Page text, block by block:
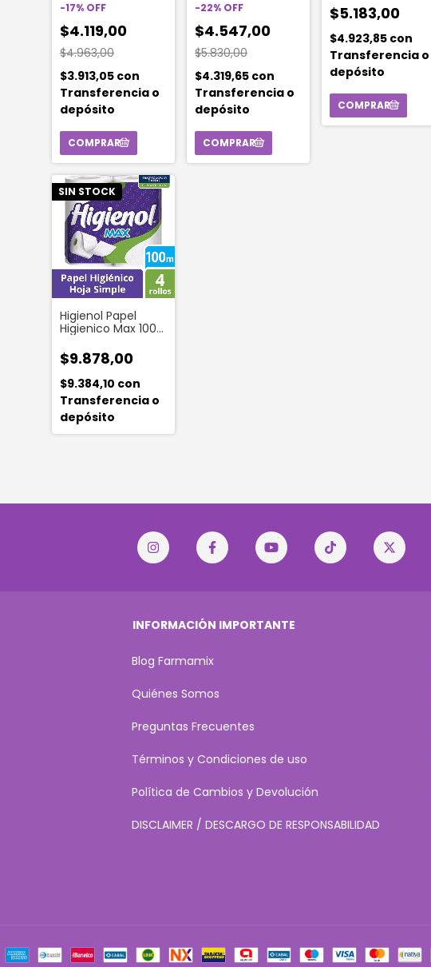
Unidades)
-17% OFF
$4.119,00
$4.963,00
$3.913,05 con
Transferencia o
depósito
Unidades
-22% OFF
$4.547,00
$5.830,00
$4.319,65 con
Transferencia o
depósito
$5.183,00
$4.923,85 con
Transferencia o
depósito
SIN STOCK
Higienol Papel
Higienico Max 100
Con Aloe Vera.
$9.878,00
$9.384,10 con
Transferencia o
depósito
INFORMACIÓN IMPORTANTE
Blog Farmamix
Quiénes Somos
Preguntas Frecuentes
Términos y Condiciones de uso
Política de Cambios y Devolución
DISCLAIMER / DESCARGO DE RESPONSABILIDAD